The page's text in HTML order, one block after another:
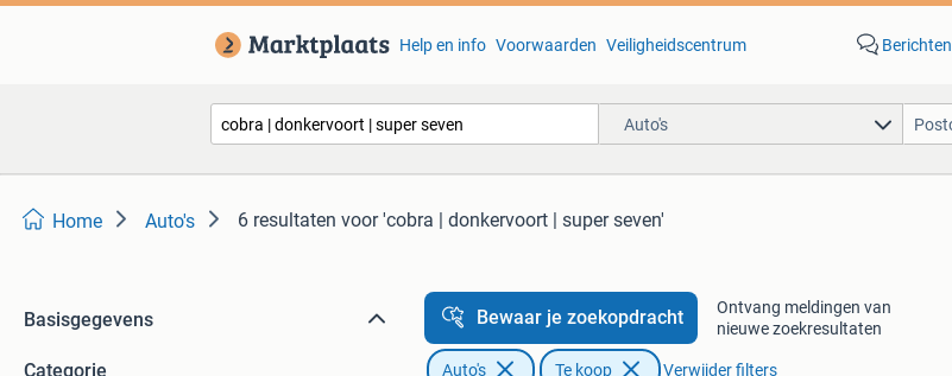
Help en info Voorwaarden Veiligheidscentrum Berichten
Auto's
Home Auto's 6 resultaten voor 'cobra | donkervoort | super seven'
Basisgegevens
Categorie
Bewaar je zoekopdracht
Ontvang meldingen van
nieuwe zoekresultaten
Auto's Te koop Verwijder filters